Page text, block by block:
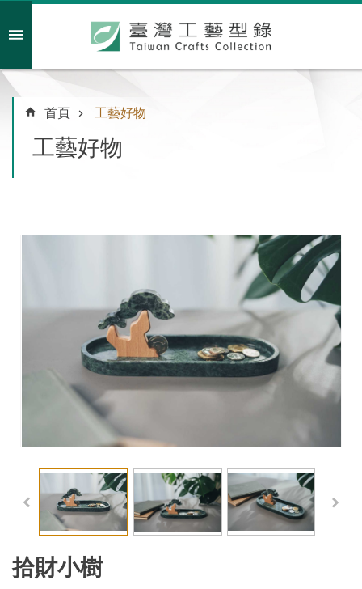
會員註冊/登入
物
首頁 工藝好物
工藝好物
拾財小樹